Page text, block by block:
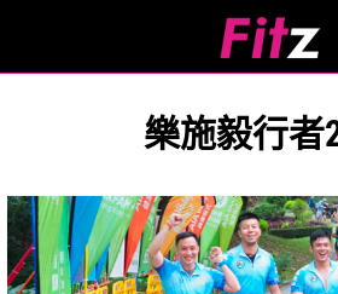
樂施毅行者